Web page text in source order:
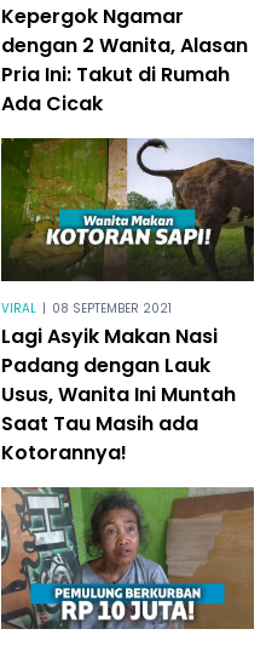
Kepergok Ngamar
dengan 2 Wanita, Alasan
Pria Ini: Takut di Rumah
Ada Cicak
VIRAL | 08 SEPTEMBER 2021
Lagi Asyik Makan Nasi
Padang dengan Lauk
Usus, Wanita Ini Muntah
Saat Tau Masih ada
Kotorannya!